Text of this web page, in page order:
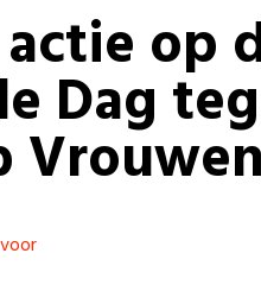
op
Dag
Vrouwen